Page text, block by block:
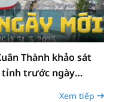
Thành khảo sát
tỉnh trước ngày
Xem tiếp